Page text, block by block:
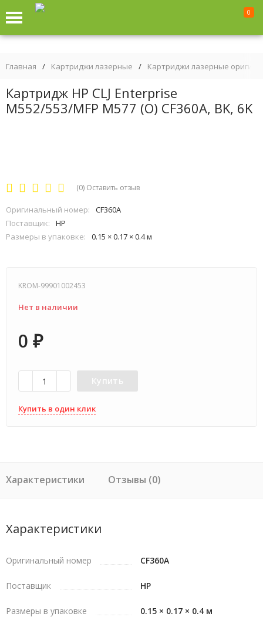
0
Главная / Картриджи лазерные / Картриджи лазерные
Картридж HP CLJ Enterprise
M552/553/MFP M577 (O) CF360A, BK, 6K
(0) Оставить отзыв
Оригинальный номер:
CF360A
Поставщик:
HP
Размеры в упаковке:
0.15 × 0.17 × 0.4 м
KROM-99901002453
Нет в наличии
0 ₽
Купить
Купить в один клик
Характеристики Отзывы (0)
Характеристики
Оригинальный номер CF360A
Поставщик HP
Размеры в упаковке 0.15 × 0.17 × 0.4 м